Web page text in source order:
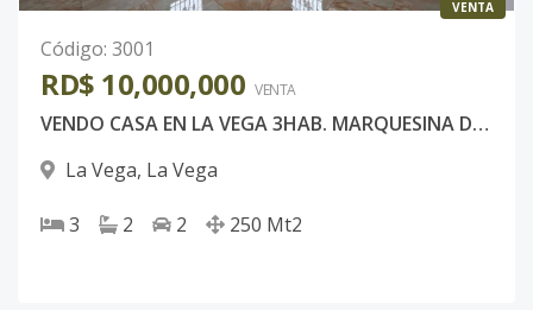
VENTA
Código: 3001
RD$ 10,000,000 VENTA
VENDO CASA EN LA VEGA 3HAB. MARQUESINA DOBLE.
La Vega, La Vega
3 2 2 250 Mt2